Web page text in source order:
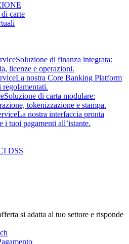
carte
Soluzione di finanza integrata:
licenze e operazioni.
La nostra Core Banking Platform
Soluzione di carta modulare:
tokenizzazione e stampa.
La nostra interfaccia pronta
i tuoi pagamenti all’istante.
DSS
si adatta al tuo settore e risponde